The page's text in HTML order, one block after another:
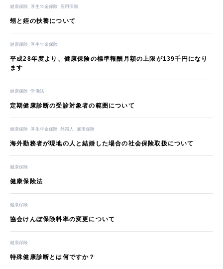
健康保険 厚生年金保険 雇用保険
甥と姪の扶養について
健康保険 厚生年金保険
平成28年度より、健康保険の標準報酬月額の上限が139千円になり
ます
健康保険 労働法
定期健康診断の受診対象者の範囲について
健康保険 厚生年金保険 外国人 雇用保険
海外勤務者が現地の人と結婚した場合の社会保険取扱について
健康保険
健康保険法
健康保険
協会けんぽ保険料率の変更について
健康保険
特殊健康診断とは何ですか？